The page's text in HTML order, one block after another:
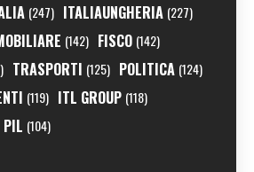
(247) ITALIAUNGHERIA (227)
(142) FISCO (142)
TRASPORTI (125) POLITICA (124)
(119) ITL GROUP (118)
PIL (104)